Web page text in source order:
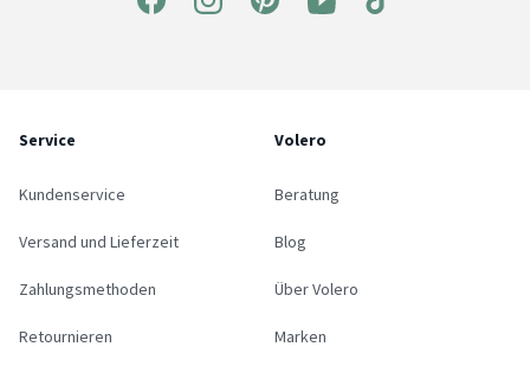
Service
Kundenservice
Versand und Lieferzeit
Zahlungsmethoden
Retournieren
Volero
Beratung
Blog
Über Volero
Marken